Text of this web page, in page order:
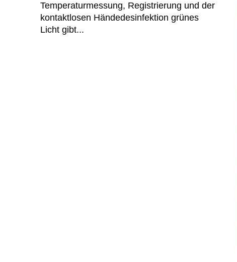
Temperaturmessung, Registrierung und der
kontaktlosen Händedesinfektion grünes
Licht gibt...